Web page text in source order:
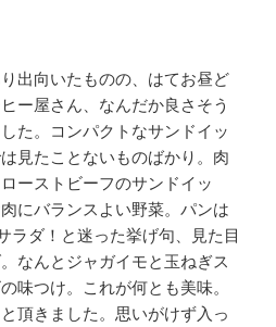
出向いたものの、はてお昼ど
ー屋さん、なんだか良さそう
た。コンパクトなサンドイッ
見たことないものばかり。肉
ーストビーフのサンドイッ
にバランスよい野菜。パンは
ラダ！と迷った挙げ句、見た目
なんとジャガイモと玉ねぎス
味つけ。これが何とも美味。
頂きました。思いがけず入っ